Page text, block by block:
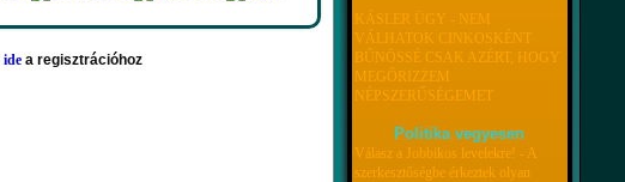
ide a regisztrációhoz
KÁSLER ÜGY - NEM
VÁLHATOK CINKOSKÉNT
BŰNÖSSÉ CSAK AZÉRT, HOGY
MEGŐRIZZEM
NÉPSZERŰSÉGEMET
Politika vegyesen
Válasz a Jobbikos levelekre! - A
szerkesztőségbe érkeztek olyan